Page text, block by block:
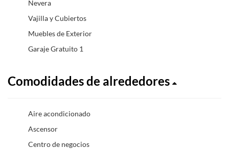
Nevera
Vajilla y Cubiertos
Muebles de Exterior
Garaje Gratuito 1
Comodidades de alrededores
Aire acondicionado
Ascensor
Centro de negocios